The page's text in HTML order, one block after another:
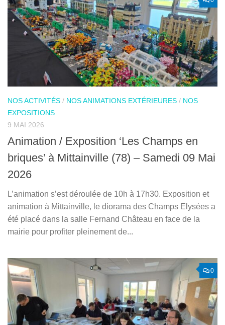
NOS ACTIVITÉS / NOS ANIMATIONS EXTÉRIEURES / NOS
EXPOSITIONS
9 MAI 2026
Animation / Exposition ‘Les Champs en
briques’ à Mittainville (78) – Samedi 09 Mai
2026
L’animation s’est déroulée de 10h à 17h30. Exposition et
animation à Mittainville, le diorama des Champs Elysées a
été placé dans la salle Fernand Château en face de la
mairie pour profiter pleinement de...
0